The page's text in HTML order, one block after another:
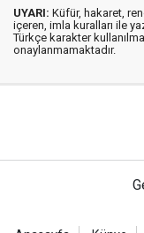
UYARI: Küfür, hakaret,
içeren, imla kuralları ile
Türkçe karakter
onaylanmamaktadır.